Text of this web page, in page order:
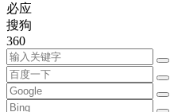
必应
搜狗
360